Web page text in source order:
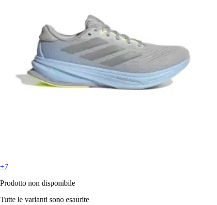
+7
Prodotto non disponibile
Tutte le varianti sono esaurite